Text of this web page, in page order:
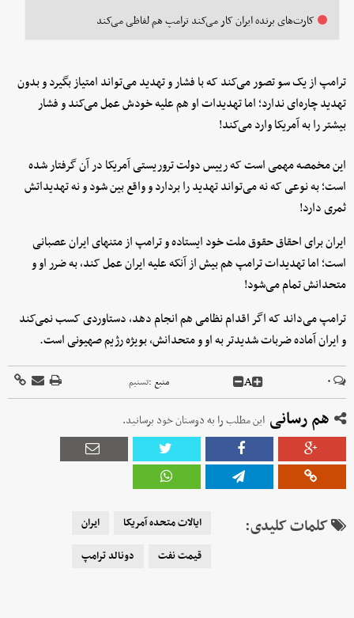
کارت‌های برنده ایران کار می‌کند ترامپ هم لفاظی می‌کند
ترامپ از یک سو تصور می‌کند که با فشار و تهدید می‌تواند امتیاز بگیرد و بدون
تهدید چاره‌ای ندارد؛ اما تهدیدات او هم علیه خودش عمل می‌کند و فشار
بیشتر را به آمریکا وارد می‌کند!
این مخمصه مهمی است که رییس دولت تروریستی آمریکا در آن گرفتار شده
است؛ به نوعی که نه می‌تواند تهدید را بردارد و واقع بین‌ شود و نه تهدیداتش
ثمری دارد!
ایران برای احقاق حقوق ملت خود ایستاده و ترامپ از متنهای ایران عصبانی
است؛ اما تهدیدات ترامپ هم بیش از آنکه علیه ایران عمل کند، به ضرر او و
متحدانش تمام می‌شود!
ترامپ می‌داند که اگر اقدام نظامی هم انجام دهد، دستاوردی کسب نمی‌کند
و ایران آماده ضربات شدیدتر به او و متحدانش، بویژه رژیم صهیونی است.
۰ A منبع :تسنیم
هم رسانی این مطلب را به دوستان خود برسانید.
کلمات کلیدی: ایالات متحده آمریکا
ایران
قیمت نفت
دونالد ترامپ